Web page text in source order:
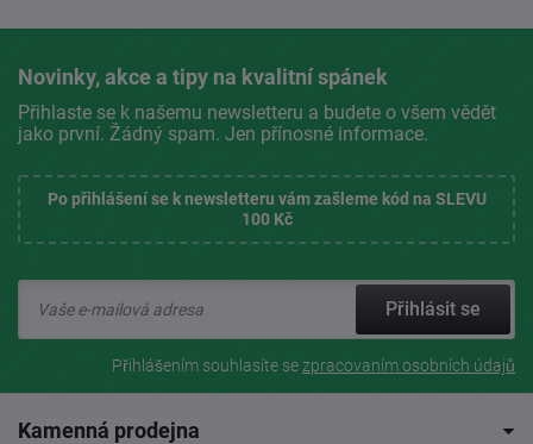
Novinky, akce a tipy na kvalitní spánek
Přihlaste se k našemu newsletteru a budete o všem vědět
jako první. Žádný spam. Jen přínosné informace.
Po přihlášení se k newsletteru vám zašleme kód na SLEVU
100 Kč
Přihlásit se
Přihlášením souhlasíte sezpracovaním osobních údajů
Kamenná prodejna